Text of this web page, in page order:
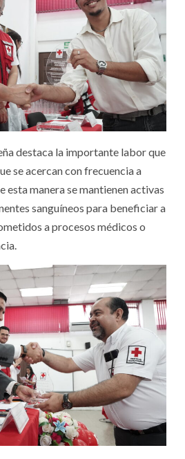
destaca la importante labor que
se acercan con frecuencia a
esta manera se mantienen activas
sanguíneos para beneficiar a
a procesos médicos o